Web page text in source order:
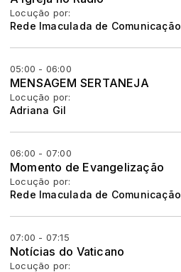
Locução por:
Rede Imaculada de Comunicação
05:00 - 06:00
MENSAGEM SERTANEJA
Locução por:
Adriana Gil
06:00 - 07:00
Momento de Evangelização
Locução por:
Rede Imaculada de Comunicação
07:00 - 07:15
Notícias do Vaticano
Locução por: